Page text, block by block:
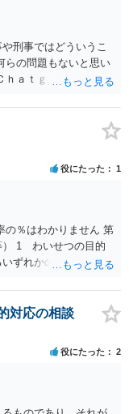
刑事ではどういうこ
らの問題もないと思い
ｈａｔｇｐｔがｏｐｅ
していない限り、一
性が生じるにすぎま
とは思えませんし、名
特定多数への公開に
内容をｃｈａｔｇｐｔ
、個人や会社の特定
き込んだとして
とはないでしょう。
役にたった 1
の％はわかりません 第
） 1 わいせつの目的
ずれかの行為をした
限る。）は、一年以
一 威迫し、偽計を用
たにもかかわらず、
利益を供与し、又は
と。 2前項の罪を犯
と面会をした者は、
。
対応の相談
役にたった 2